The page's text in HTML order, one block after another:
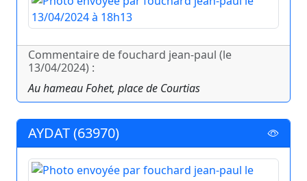
Commentaire de fouchard jean-paul (le
13/04/2024) :
Au hameau Fohet, place de Courtias
AYDAT (63970)